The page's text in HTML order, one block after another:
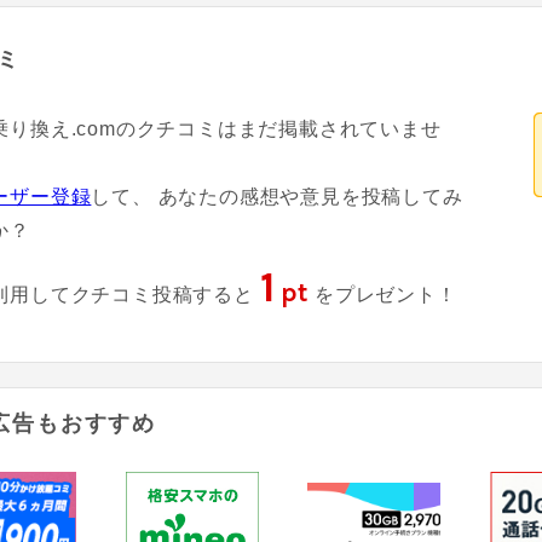
り換え.comのクチコミはまだ掲載されていませ
ザー登録して、 あなたの感想や意見を投稿してみ
？
用してクチコミ投稿すると 1 pt をプレゼント！
告もおすすめ